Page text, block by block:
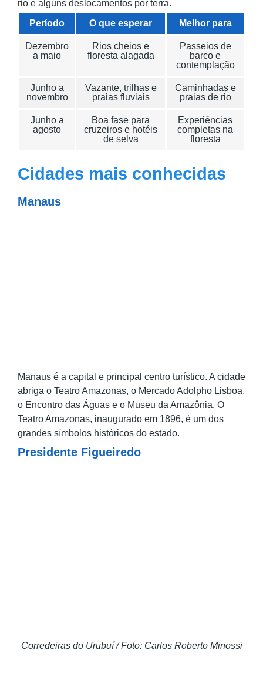
rio e alguns deslocamentos por terra.
Período O que esperar Melhor para
Dezembro
a maio
Rios cheios e
floresta alagada
Passeios de
barco e
contemplação
Junho a
novembro
Vazante, trilhas e
praias fluviais
Caminhadas e
praias de rio
Junho a
agosto
Boa fase para
cruzeiros e hotéis
de selva
Experiências
completas na
floresta
Cidades mais conhecidas
Manaus
Manaus é a capital e principal centro turístico. A cidade
abriga o Teatro Amazonas, o Mercado Adolpho Lisboa,
o Encontro das Águas e o Museu da Amazônia. O
Teatro Amazonas, inaugurado em 1896, é um dos
grandes símbolos históricos do estado.
Presidente Figueiredo
Corredeiras do Urubuí / Foto: Carlos Roberto Minossi